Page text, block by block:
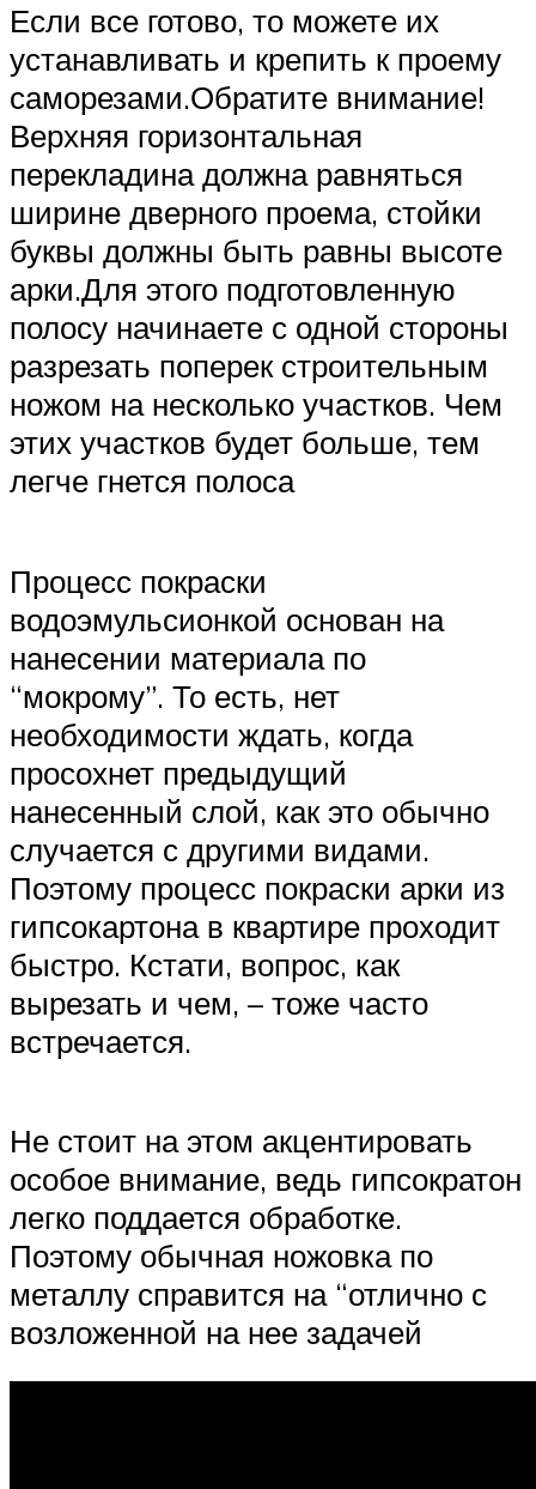
Если все готово, то можете их
устанавливать и крепить к проему
саморезами.Обратите внимание!
Верхняя горизонтальная
перекладина должна равняться
ширине дверного проема, стойки
буквы должны быть равны высоте
арки.Для этого подготовленную
полосу начинаете с одной стороны
разрезать поперек строительным
ножом на несколько участков. Чем
этих участков будет больше, тем
легче гнется полоса
Процесс покраски
водоэмульсионкой основан на
нанесении материала по
“мокрому”. То есть, нет
необходимости ждать, когда
просохнет предыдущий
нанесенный слой, как это обычно
случается с другими видами.
Поэтому процесс покраски арки из
гипсокартона в квартире проходит
быстро. Кстати, вопрос, как
вырезать и чем, – тоже часто
встречается.
Не стоит на этом акцентировать
особое внимание, ведь гипсократон
легко поддается обработке.
Поэтому обычная ножовка по
металлу справится на “отлично с
возложенной на нее задачей